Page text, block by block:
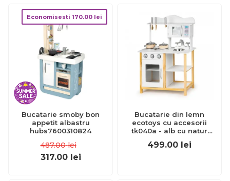
Economisesti 170.00 lei
Bucatarie smoby bon
appetit albastru
hubs7600310824
487.00 lei
317.00 lei
Bucatarie din lemn
ecotoys cu accesorii
tk040a - alb cu natur
edeeditk040a-white
499.00 lei